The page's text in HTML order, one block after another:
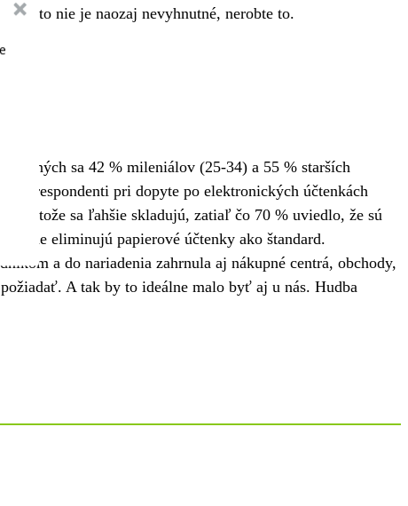
ak to nie je naozaj nevyhnutné, nerobte to.
sa 42 % mileniálov (25-34) a 55 % starších
respondenti pri dopyte po elektronických účtenkách
pretože sa ľahšie skladujú, zatiaľ čo 70 % uviedlo, že sú
eliminujú papierové účtenky ako štandard.
a do nariadenia zahrnula aj nákupné centrá, obchody,
A tak by to ideálne malo byť aj u nás. Hudba